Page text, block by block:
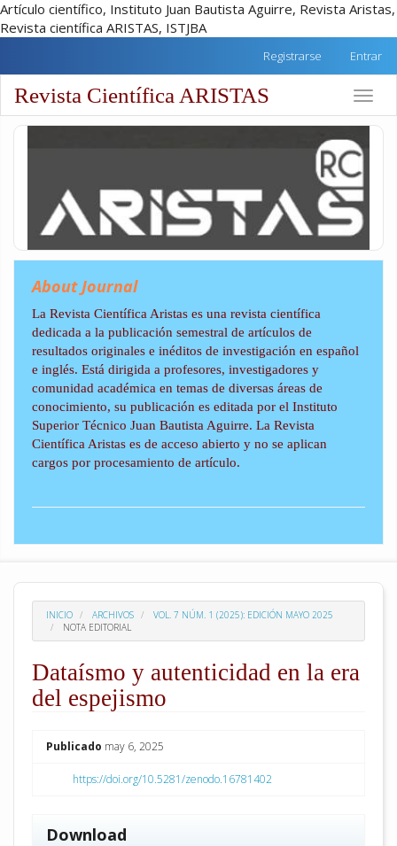
Artículo científico, Instituto Juan Bautista Aguirre, Revista Aristas,
Revista científica ARISTAS, ISTJBA
Registrarse Entrar
Toggle
Revista Científica ARISTAS
About Journal
La Revista Científica Aristas es una revista científica
dedicada a la publicación semestral de artículos de
resultados originales e inéditos de investigación en español
e inglés. Está dirigida a profesores, investigadores y
comunidad académica en temas de diversas áreas de
conocimiento, su publicación es editada por el Instituto
Superior Técnico Juan Bautista Aguirre. La Revista
Científica Aristas es de acceso abierto y no se aplican
cargos por procesamiento de artículo.
INICIO ARCHIVOS
VOL. 7 NÚM. 1 (2025): EDICIÓN MAYO 2025
NOTA EDITORIAL
Dataísmo y autenticidad en la era
del espejismo
Publicado may 6, 2025
https://doi.org/10.5281/zenodo.16781402
Download